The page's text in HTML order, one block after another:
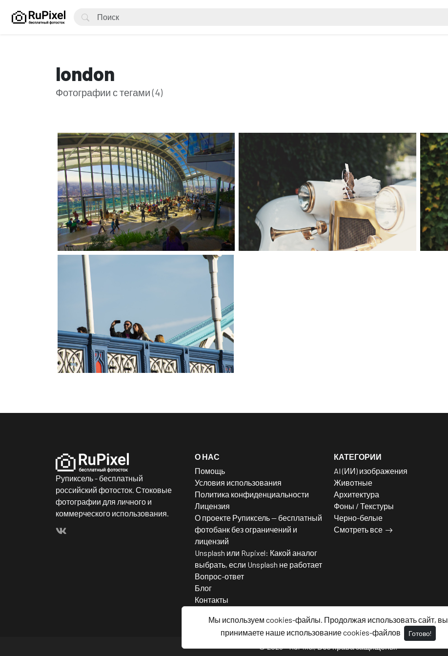
Мы используем cookies-файлы. Продолжая использовать сайт, вы
принимаете наше использование cookies-файлов
Готово!
london
Фотографии с тегами (4)
Рупиксель - бесплатный
российский фотосток. Стоковые
фотографии для личного и
коммерческого использования.
О НАС
Помощь
Условия использования
Политика конфиденциальности
Лицензия
О проекте Рупиксель — бесплатный
фотобанк без ограничений и
лицензий
Unsplash или Rupixel: Какой аналог
выбрать, если Unsplash не работает
Вопрос-ответ
Блог
Контакты
КАТЕГОРИИ
AI (ИИ) изображения
Животные
Архитектура
Фоны / Текстуры
Черно-белые
Смотреть все
© 2026 - RuPixel, Все права защищены.